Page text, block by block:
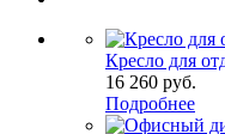
Кресло для
16 260 руб.
Подробнее